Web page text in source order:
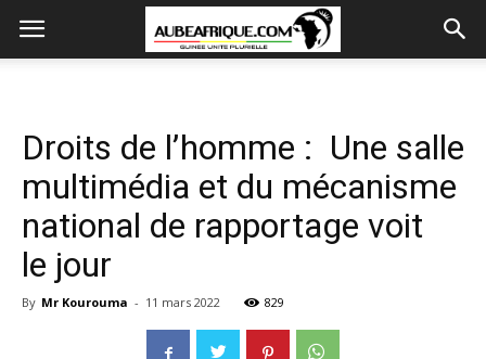
Droits de l’homme : Une salle
multimédia et du mécanisme
national de rapportage voit
le jour
By Mr Kourouma - 11 mars 2022 829